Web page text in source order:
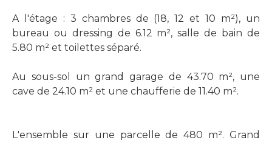
A l'étage : 3 chambres de (18, 12 et 10 m²), un
bureau ou dressing de 6.12 m², salle de bain de
5.80 m² et toilettes séparé.
Au sous-sol un grand garage de 43.70 m², une
cave de 24.10 m² et une chaufferie de 11.40 m².
L'ensemble sur une parcelle de 480 m². Grand